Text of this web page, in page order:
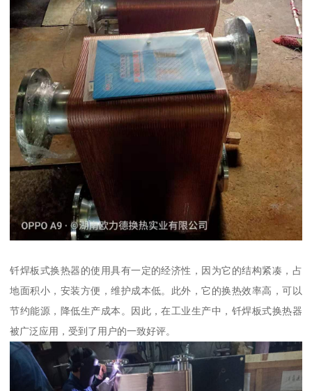
钎焊板式换热器的使用具有一定的经济性，因为它的结构紧凑，占
地面积小，安装方便，维护成本低。此外，它的换热效率高，可以
节约能源，降低生产成本。因此，在工业生产中，钎焊板式换热器
被广泛应用，受到了用户的一致好评。